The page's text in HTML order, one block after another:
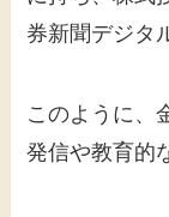
券新聞デジタ
このように、
発信や教育的